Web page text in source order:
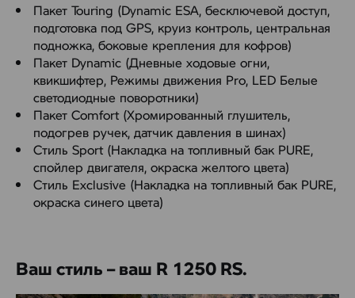
Пакет Touring (Dynamic ESA, бесключевой доступ,
подготовка под GPS, круиз контроль, центральная
подножка, боковые крепления для кофров)
Пакет Dynamic (Дневные ходовые огни,
квикшифтер, Режимы движения Pro, LED Белые
светодиодные поворотники)
Пакет Comfort (Хромированный глушитель,
подогрев ручек, датчик давления в шинах)
Стиль Sport (Накладка на топливный бак PURE,
спойлер двигателя, окраска желтого цвета)
Стиль Exclusive (Накладка на топливный бак PURE,
окраска синего цвета)
Ваш стиль – ваш R 1250 RS.